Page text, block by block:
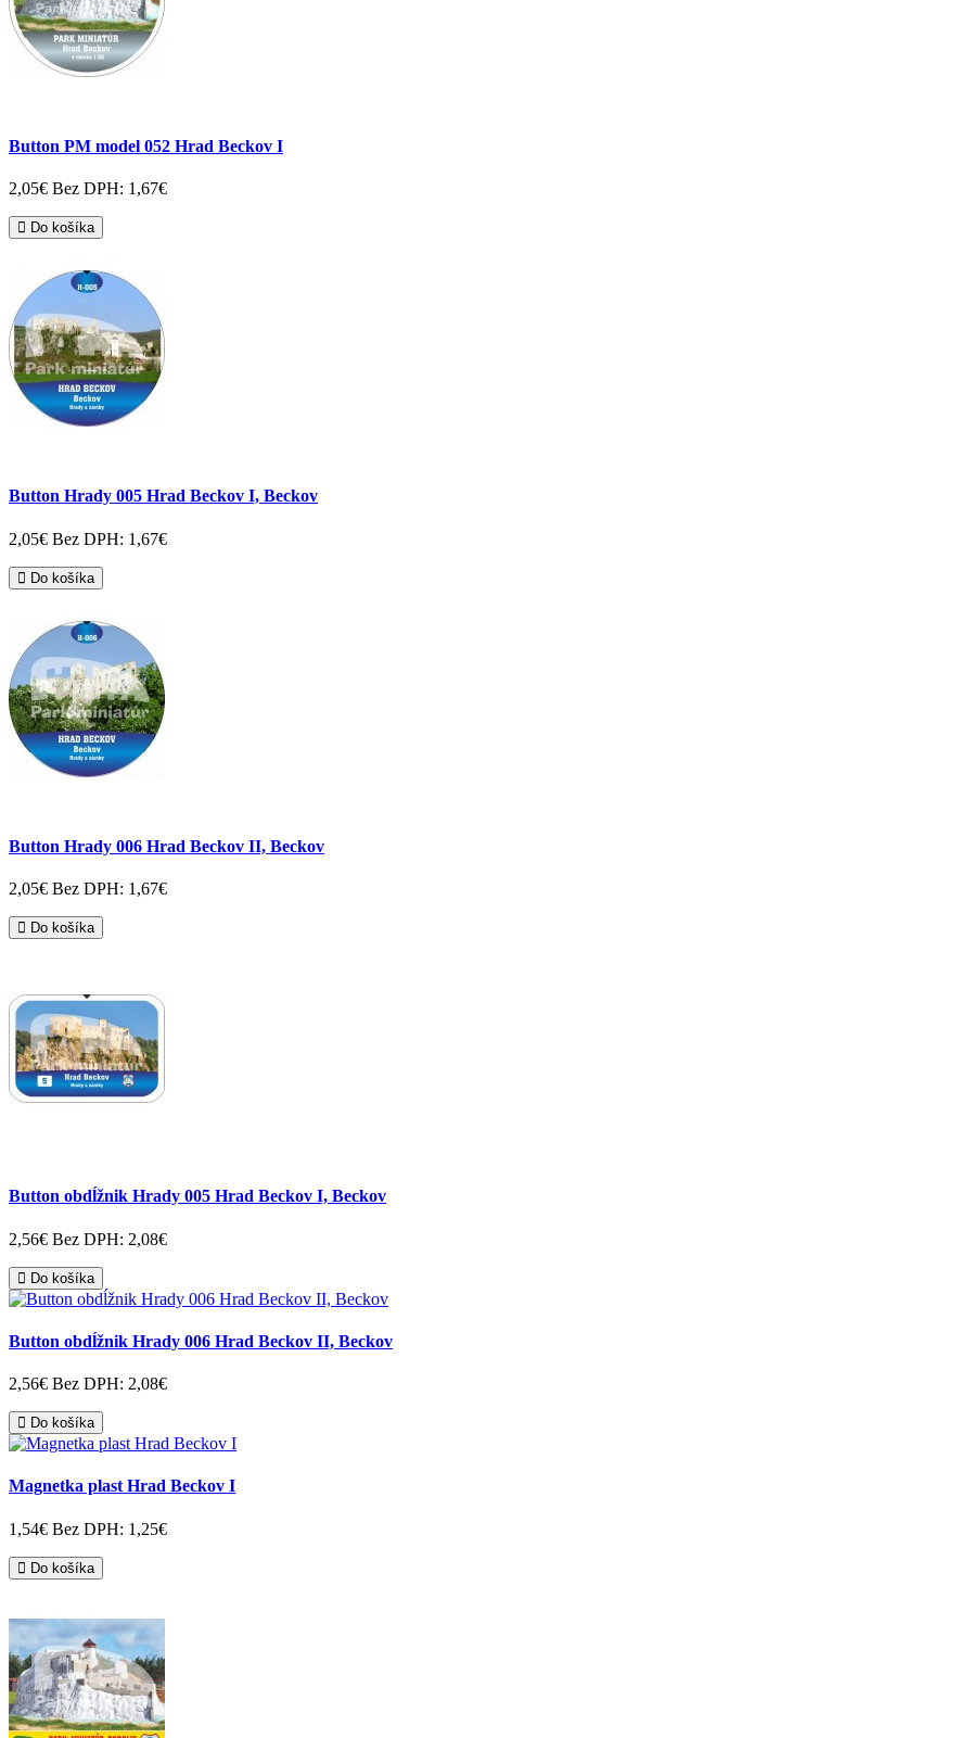
Button PM model 052 Hrad Beckov I
2,05€ Bez DPH: 1,67€
Do košíka
Button Hrady 005 Hrad Beckov I, Beckov
2,05€ Bez DPH: 1,67€
Do košíka
Button Hrady 006 Hrad Beckov II, Beckov
2,05€ Bez DPH: 1,67€
Do košíka
Button obdĺžnik Hrady 005 Hrad Beckov I, Beckov
2,56€ Bez DPH: 2,08€
Do košíka
Button obdĺžnik Hrady 006 Hrad Beckov II, Beckov
2,56€ Bez DPH: 2,08€
Do košíka
Magnetka plast Hrad Beckov I
1,54€ Bez DPH: 1,25€
Do košíka